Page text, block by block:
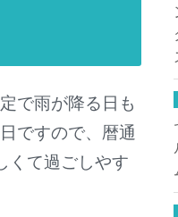
で雨が降る日も
ですので、暦通
くて過ごしやす